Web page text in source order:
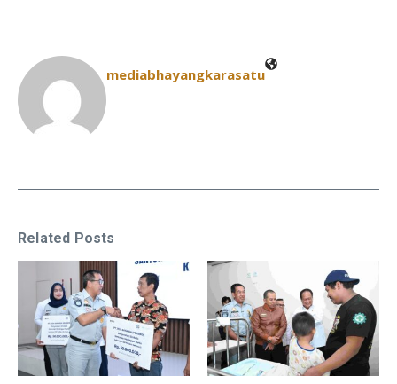
mediabhayangkarasatu
Related Posts